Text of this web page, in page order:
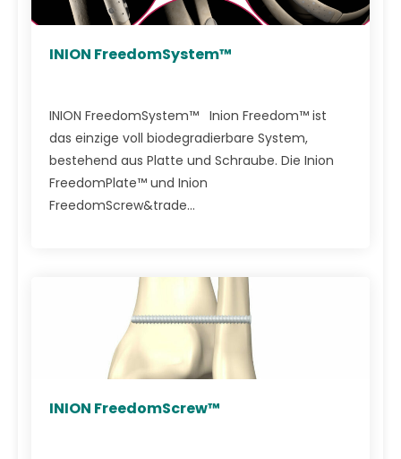
INION FreedomSystem™
INION FreedomSystem™ Inion Freedom™ ist
das einzige voll biodegradierbare System,
bestehend aus Platte und Schraube. Die Inion
FreedomPlate™ und Inion
FreedomScrew&trade...
INION FreedomScrew™